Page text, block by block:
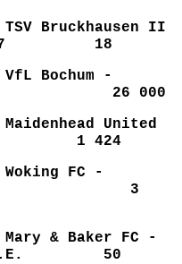
Bruckhausen II
II 2:7 18
Bochum -
0:7 26 000
United
1 424
FC -
2:3 3
& Baker FC -
n.E. 50